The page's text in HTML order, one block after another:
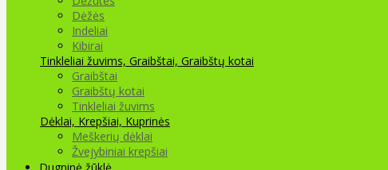
Dėžės
Indeliai
Kibirai
Tinkleliai žuvims, Graibštai, Graibštų kotai
Graibštai
Graibštų kotai
Tinkleliai žuvims
Dėklai, Krepšiai, Kuprinės
Meškerių dėklai
Žvejybiniai krepšiai
Dugninė žūklė